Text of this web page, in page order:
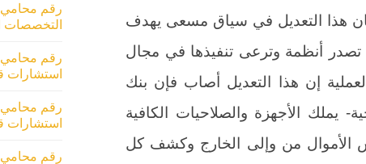
هذا التعديل في سياق مسعى يهدف
تصدر أنظمة وترعى تنفيذها في مجال
من الناحية العملية إن هذا التعديل أصاب فإن بنك
يملك الأجهزة والصلاحيات الكافية
الأموال من وإلى الخارج وكشف كل
رقم
التخصصات
رقم
استشارات
رقم
استشارات
رقم محامي